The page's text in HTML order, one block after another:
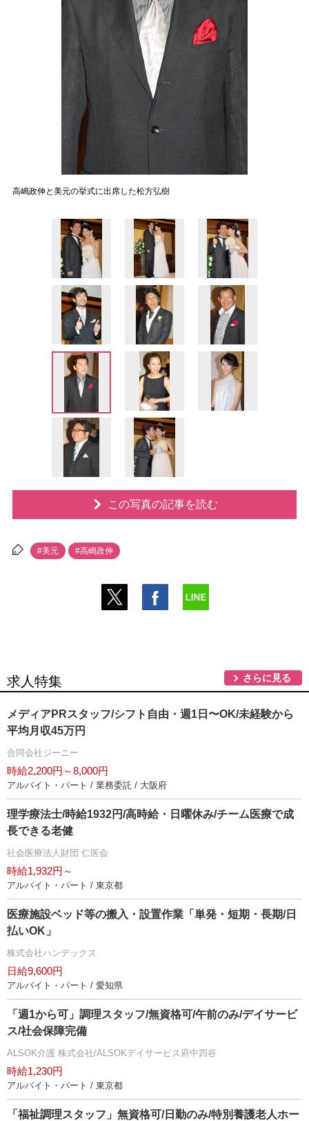
高嶋政伸と美元の挙式に出席した松方弘樹
この写真の記事を読む
#美元 #高嶋政伸
求人特集 さらに見る
メディアPRスタッフ/シフト自由・週1日〜OK/未経験から
平均月収45万円
合同会社ジーニー
時給2,200円～8,000円
アルバイト・パート / 業務委託 / 大阪府
理学療法士/時給1932円/高時給・日曜休み/チーム医療で成
長できる老健
社会医療法人財団 仁医会
時給1,932円～
アルバイト・パート / 東京都
医療施設ベッド等の搬入・設置作業「単発・短期・長期/日
払いOK」
株式会社ハンデックス
日給9,600円
アルバイト・パート / 愛知県
「週1から可」調理スタッフ/無資格可/午前のみ/デイサービ
ス/社会保障完備
ALSOK介護 株式会社/ALSOKデイサービス府中四谷
時給1,230円
アルバイト・パート / 東京都
「福祉調理スタッフ」無資格可/日勤のみ/特別養護老人ホー